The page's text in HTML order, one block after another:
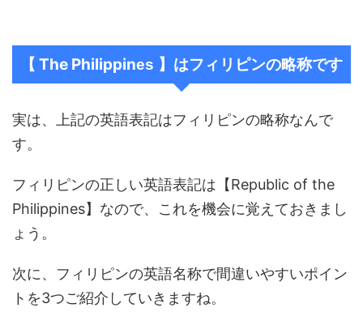
【 The Philippines 】はフィリピンの略称です
実は、上記の英語表記はフィリピンの略称なんで
す。
フィリピンの正しい英語表記は【Republic of the
Philippines】なので、これを機会に覚えておきまし
ょう。
次に、フィリピンの英語名称で間違いやすいポイン
トを3つご紹介していきますね。